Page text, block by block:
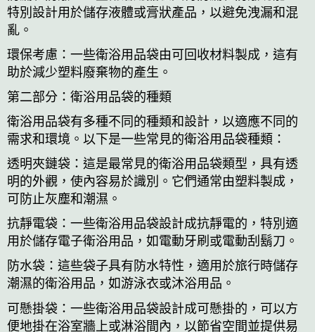
特別設計用於儲存液體或膏狀產品，以避免洩漏和混
亂。
環保考慮：一些衛浴用品袋由可回收材料製成，這有
助於減少塑料廢棄物的產生。
第二部分：衛浴用品袋的種類
衛浴用品袋有多種不同的種類和設計，以適應不同的
需求和環境。以下是一些常見的衛浴用品袋種類：
透明夾鏈袋：這是最常見的衛浴用品袋類型，具有透
明的外觀，使內容易於識別。它們通常由塑料製成，
可防止灰塵和潮濕。
抗靜電袋：一些衛浴用品袋設計成抗靜電的，特別適
用於儲存電子衛浴用品，如電動牙刷或電動刮鬍刀。
防水袋：這些袋子具有防水特性，適用於旅行時儲存
潮濕的衛浴用品，如游泳衣或沐浴用品。
可懸掛袋：一些衛浴用品袋設計成可懸掛的，可以方
便地掛在浴室牆上或淋浴間內，以節省空間並提供易